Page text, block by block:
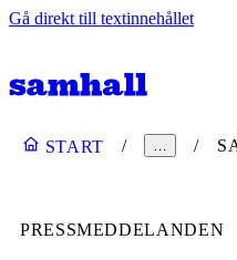
Gå direkt till textinnehållet
START …
PRESSMEDDELANDEN